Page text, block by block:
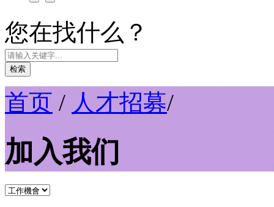
您在找什么？
检索
首页 / 人才招募/
加入我们